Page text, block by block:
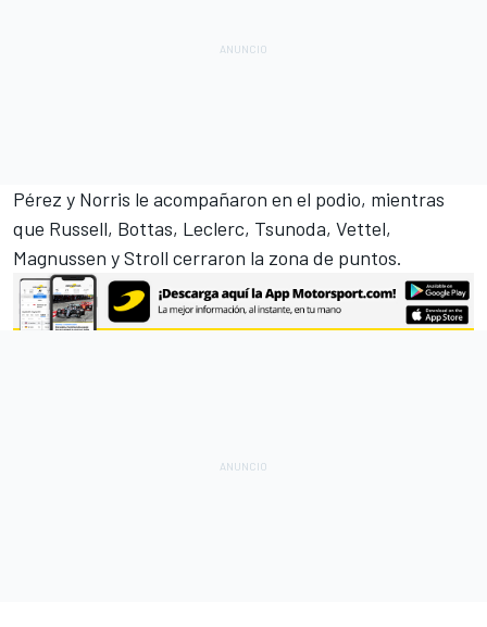
Pérez y Norris le acompañaron en el podio, mientras
que Russell, Bottas, Leclerc, Tsunoda, Vettel,
Magnussen y Stroll cerraron la zona de puntos.